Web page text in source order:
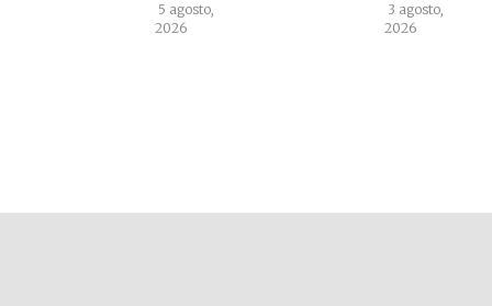
5 agosto,
2026
3 agosto,
2026